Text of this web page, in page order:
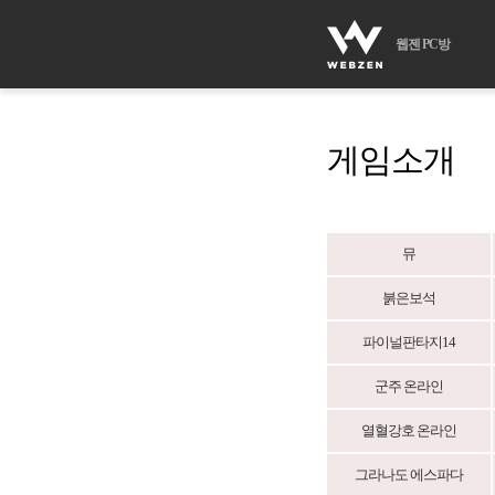
웹젠 PC방
게임소개
뮤
붉은보석
파이널판타지14
군주 온라인
열혈강호 온라인
그라나도 에스파다